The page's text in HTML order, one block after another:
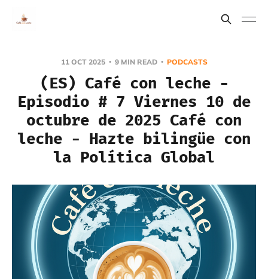
11 OCT 2025 9 MIN READ PODCASTS
(ES) Café con leche -
Episodio # 7 Viernes 10 de
octubre de 2025 Café con
leche - Hazte bilingüe con
la Política Global